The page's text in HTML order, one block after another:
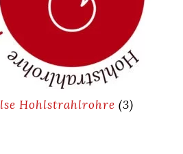
Hohlstrahlrohre (3)